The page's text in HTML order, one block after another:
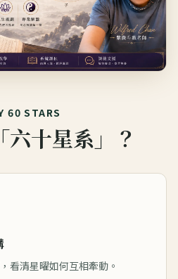
60 STARS
十星系」？
看清星曜如何互相牽動。